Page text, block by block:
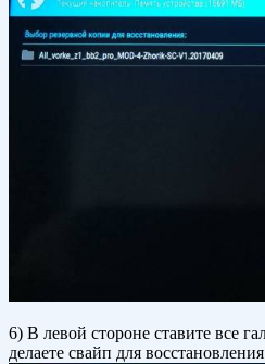
6) В левой стороне ставите все
делаете свайп для